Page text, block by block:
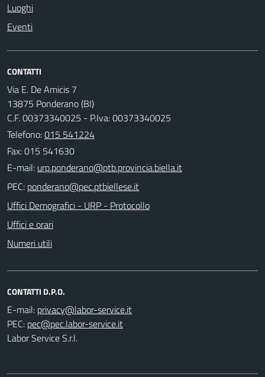
Luoghi
Eventi
CONTATTI
Via E. De Amicis 7
13875 Ponderano (BI)
C.F. 00373340025 - P.Iva: 00373340025
Telefono:015 541224
Fax: 015 541630
E-mail:
PEC:
Uffici Demografici - URP - Protocollo
Uffici e orari
Numeri utili
CONTATTI D.P.O.
E-mail:
PEC:
Labor Service S.r.l.